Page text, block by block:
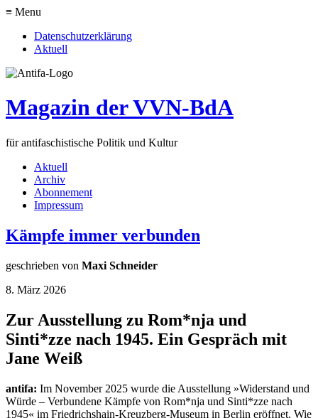
≡ Menu
Datenschutzerklärung
Aktuell
Magazin der VVN-BdA
für antifaschistische Politik und Kultur
Aktuell
Archiv
Abonnement
Impressum
Kämpfe immer verbunden
geschrieben von Maxi Schneider
8. März 2026
Zur Ausstellung zu Rom*nja und
Sinti*zze nach 1945. Ein Gespräch mit
Jane Weiß
antifa: Im November 2025 wurde die Ausstellung »Widerstand und
Würde – Verbundene Kämpfe von Rom*nja und Sinti*zze nach
1945« im Friedrichshain-Kreuzberg-Museum in Berlin eröffnet. Wie